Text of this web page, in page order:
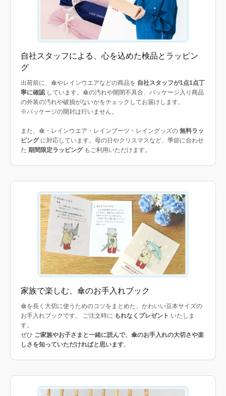
自社スタッフによる、心を込めた検品とラッピン
グ
出荷前に、傘やレインウエアなどの商品を 自社スタッフが1点1点丁
寧に確認しています。傘の汚れや開閉不具合、パッケージ入り商品
の外装の汚れや破損がないかをチェックしてお届けします。
※パッケージの開封は行いません。
また、傘・レインウエア・レインブーツ・レイングッズの 無料ラッ
ピングに対応しています。母の日やクリスマスなど、季節に合わせ
た 期間限定ラッピングもご利用いただけます。
家族で楽しむ、傘のお手入れブック
傘を長く大切に使うためのコツをまとめた、かわいい豆本サイズの
お手入れブックです。 ご注文時に もれなくプレゼント いたしま
す。
ぜひ ご家族やお子さまと一緒に読んで、傘のお手入れの大切さや楽
しさを知っていただければと思います。